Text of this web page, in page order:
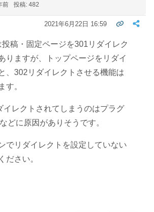
前 投稿: 482
2021年6月22日 16:59
稿・固定ページを301リダイレク
りますが、トップページをリダイ
、302リダイレクトさせる機能は
す。
イレクトされてしまうのはプラグ
どに原因がありそうです。
でリダイレクトを設定していない
ださい。